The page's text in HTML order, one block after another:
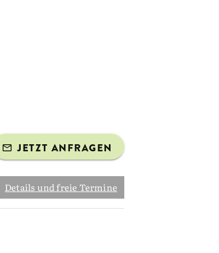
JETZT ANFRAGEN
Details und freie Termine